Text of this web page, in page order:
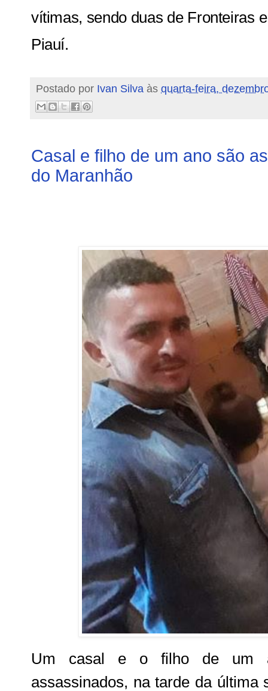
vítimas, sendo duas de Fronteiras
Piauí.
Postado por Ivan Silva às quarta-feira,
Casal e filho de um ano são
do Maranhão
Um casal e o filho de um
assassinados, na tarde da última